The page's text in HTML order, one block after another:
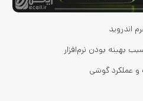
اندروید
بهینه بودن نرم‌افزار
عملکرد گوشی